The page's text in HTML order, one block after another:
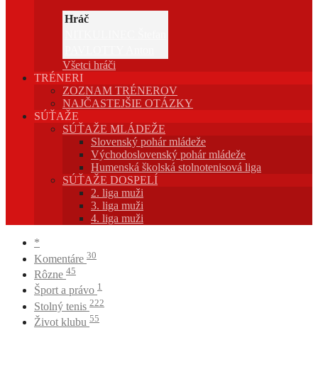
Hráč
Všetci hráči
TRÉNERI
ZOZNAM TRÉNEROV
NAJČASTEJŠIE OTÁZKY
SÚŤAŽE
SÚŤAŽE MLÁDEŽE
Slovenský pohár mládeže
Východoslovenský pohár mládeže
Humenská školská stolnotenisová liga
SÚŤAŽE DOSPELÍ
2. liga muži
3. liga muži
4. liga muži
*
Komentáre 30
Rôzne 45
Šport a právo 1
Stolný tenis 222
Život klubu 55